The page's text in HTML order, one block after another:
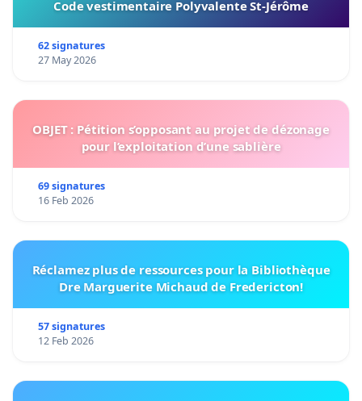
Code vestimentaire Polyvalente St-Jérôme
62 signatures
27 May 2026
OBJET : Pétition s’opposant au projet de dézonage
pour l’exploitation d’une sablière
69 signatures
16 Feb 2026
Réclamez plus de ressources pour la Bibliothèque
Dre Marguerite Michaud de Fredericton!
57 signatures
12 Feb 2026